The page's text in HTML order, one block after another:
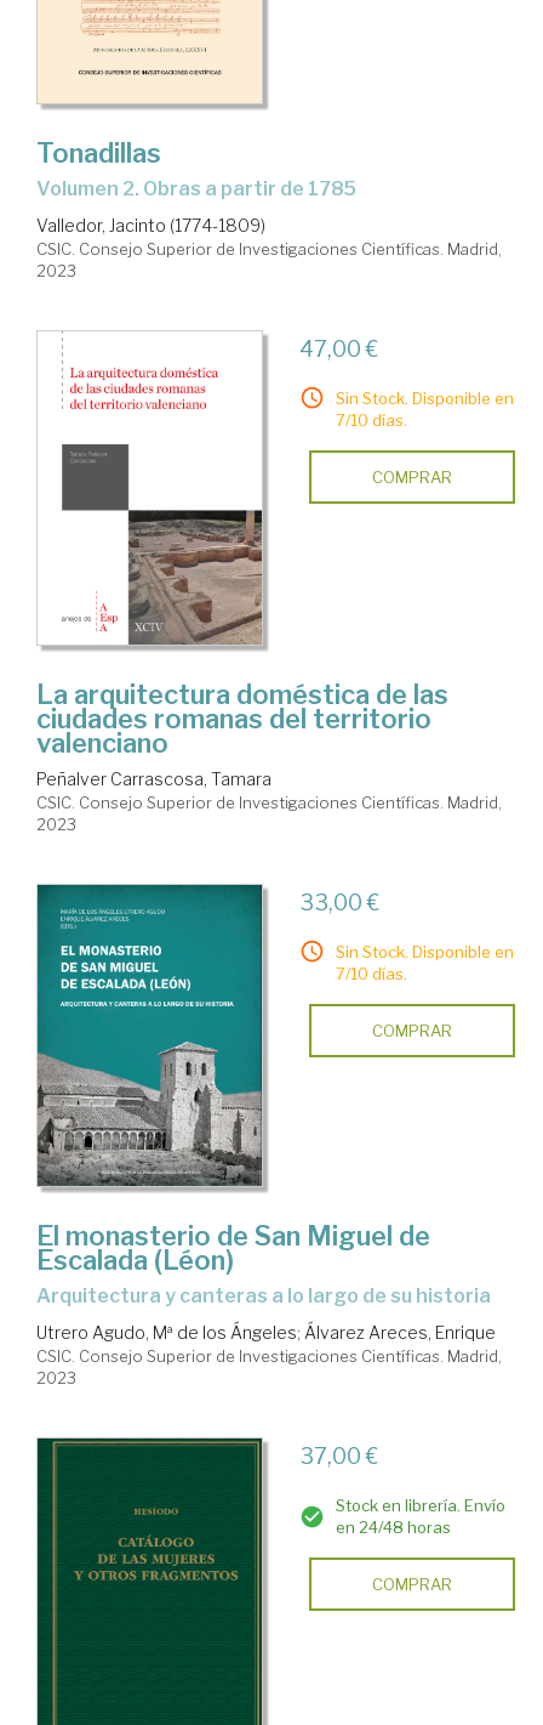
Tonadillas
Volumen 2. Obras a partir de 1785
Valledor, Jacinto (1774-1809)
CSIC. Consejo Superior de Investigaciones Científicas. Madrid,
2023
47,00 €
Sin Stock. Disponible en
7/10 días.
COMPRAR
La arquitectura doméstica de las
ciudades romanas del territorio
valenciano
Peñalver Carrascosa, Tamara
CSIC. Consejo Superior de Investigaciones Científicas. Madrid,
2023
33,00 €
Sin Stock. Disponible en
7/10 días.
COMPRAR
El monasterio de San Miguel de
Escalada (Léon)
arquitectura y canteras a lo largo de su historia
Utrero Agudo, Mª de los Ángeles; Álvarez Areces, Enrique
CSIC. Consejo Superior de Investigaciones Científicas. Madrid,
2023
37,00 €
Stock en librería. Envío
en 24/48 horas
COMPRAR